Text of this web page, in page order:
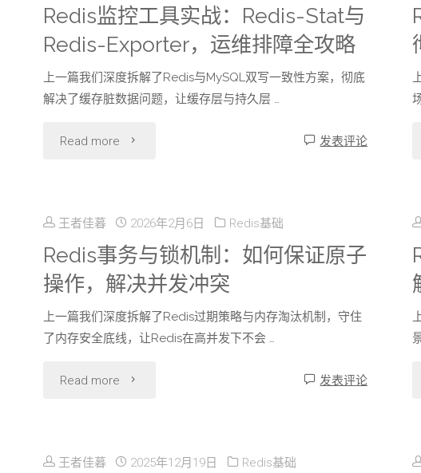
量
缓
存
统
实
战"
商
系
统
用：
商
品
缓
Redis监控工具实战：Redis-Stat与
Redis-Exporter，运维排障全攻略
上一篇我们深度拆解了Redis与MySQL双写一致性方案，彻底
解决了缓存脏数据问题，让缓存层与持久层 …
Read more "Redis
工
具
实
与
发表评论
王者佳暮 2026年2月6日 Redis基础
Redis事务与锁机制：如何保证原子
操作，解决并发冲突
上一篇我们深度拆解了Redis过期策略与内存淘汰机制，守住
了内存安全底线，让Redis在高并发下不会 …
Read more "Redis 发表评论
王者佳暮 2025年12月19日 Redis基础